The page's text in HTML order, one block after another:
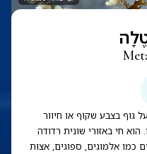
גוף בצבע שקוף או חיוור
חי באזורי שונית רדודה
כמו אלמוגים, ספוגים, אצות